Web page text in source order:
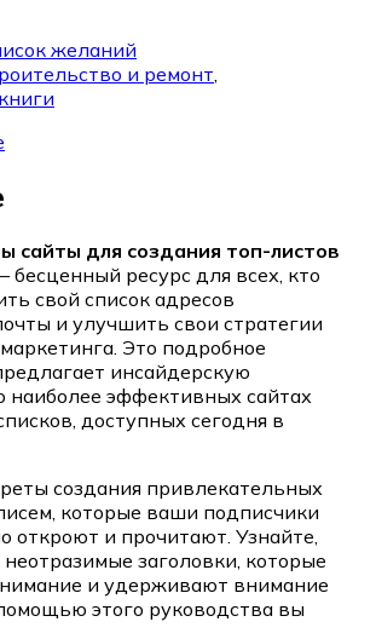
желаний
и ремонт,
сайты для создания топ-листов
бесценный ресурс для всех, кто
свой список адресов
и улучшить свои стратегии
Это подробное
инсайдерскую
эффективных сайтах
доступных сегодня в
создания привлекательных
которые ваши подписчики
откроют и прочитают. Узнайте,
неотразимые заголовки, которые
и удерживают внимание
этого руководства вы